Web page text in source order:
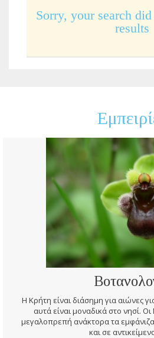
Sorry, your search
results
Η Κρήτη είναι διάσημη για αιώνες
αυτά είναι μοναδικά στο νησί.
μεγαλοπρεπή ανάκτορα τα
και σε